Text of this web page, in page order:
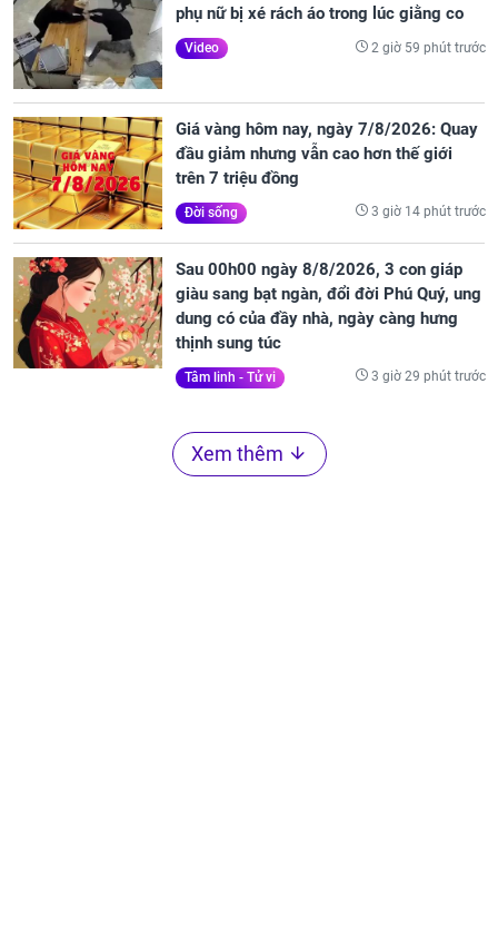
phụ nữ bị xé rách áo trong lúc giằng co
Video 2 giờ 59 phút trước
Giá vàng hôm nay, ngày 7/8/2026: Quay
đầu giảm nhưng vẫn cao hơn thế giới
trên 7 triệu đồng
Đời sống 3 giờ 14 phút trước
Sau 00h00 ngày 8/8/2026, 3 con giáp
giàu sang bạt ngàn, đổi đời Phú Quý, ung
dung có của đầy nhà, ngày càng hưng
thịnh sung túc
Tâm linh - Tử vi 3 giờ 29 phút trước
Xem thêm